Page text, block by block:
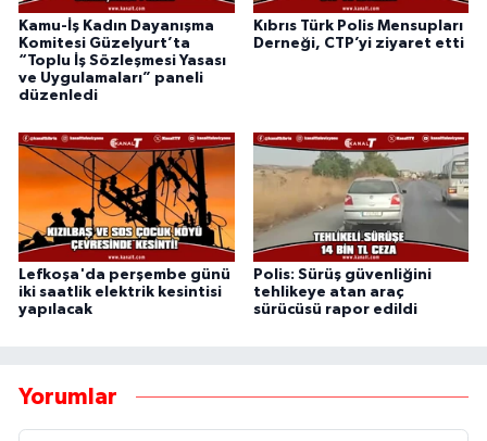
Kamu-İş Kadın Dayanışma
Komitesi Güzelyurt’ta
“Toplu İş Sözleşmesi Yasası
ve Uygulamaları” paneli
düzenledi
Kıbrıs Türk Polis Mensupları
Derneği, CTP’yi ziyaret etti
Lefkoşa'da perşembe günü
iki saatlik elektrik kesintisi
yapılacak
Polis: Sürüş güvenliğini
tehlikeye atan araç
sürücüsü rapor edildi
Yorumlar